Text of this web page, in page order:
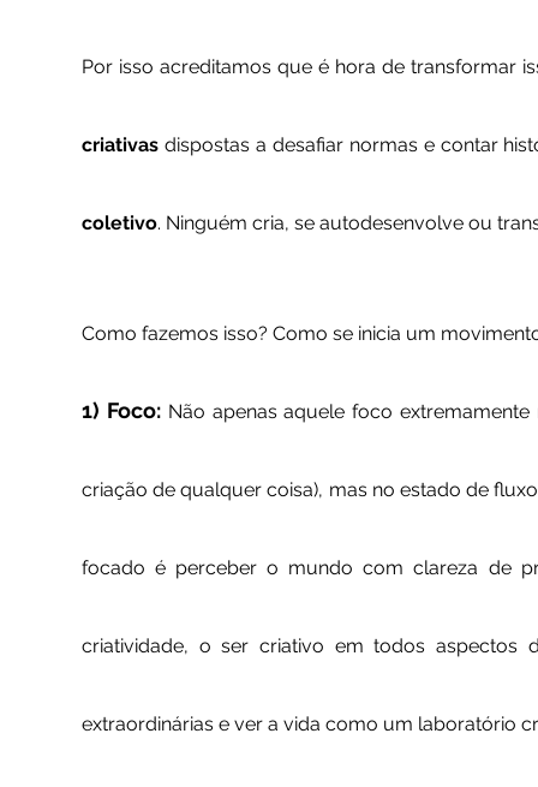
Por isso acreditamos que é hora de transformar
criativas dispostas a desafiar normas e contar
coletivo. Ninguém cria, se autodesenvolve ou
Como fazemos isso? Como se inicia um
1) Foco: Não apenas aquele foco
criação de qualquer coisa), mas no estado de
focado é perceber o mundo com clareza de
criatividade, o ser criativo em todos aspectos
extraordinárias e ver a vida como um laboratório